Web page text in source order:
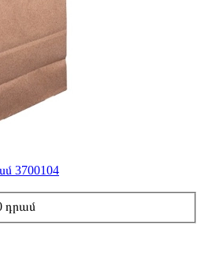
3700104
դրամ